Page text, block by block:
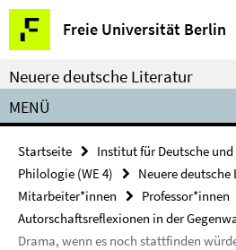
Springe
direkt
zu
Inhalt
Freie Universität Berlin
Service-
Navigation
Neuere deutsche Literatur
MENÜ
Startseite
Institut für Deutsche
Philologie (WE 4)
Neuere
Mitarbeiter*innen
Professor*innen
Autorschaftsreflexionen in der
Drama, wenn es noch stattfinden